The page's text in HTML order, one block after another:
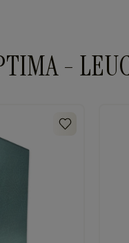
bordo, niebieski, zielony,
złoty, srebrny,
-